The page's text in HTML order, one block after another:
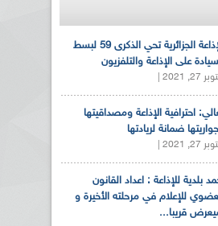
الإذاعة الجزائرية تحي الذكرى 59 لبسط
على الإذاعة والتلفزيون
27, 2021 |
احترافية الإذاعة ومصداقيتها
ضمانة لريادتها
27, 2021 |
بلدية للإذاعة : اعداد القانون
للإعلام في مرحلته الأخيرة و
قريبا...